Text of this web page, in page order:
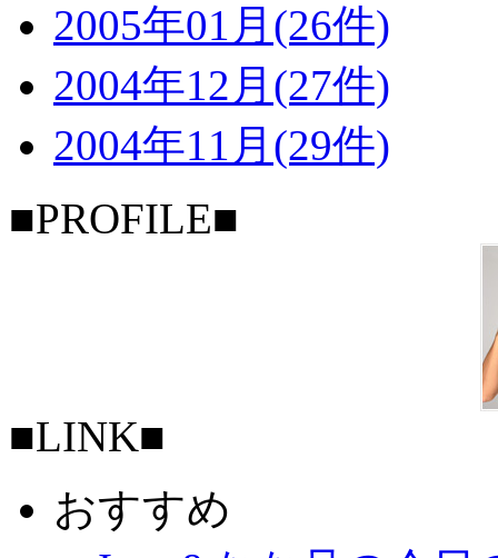
2005年01月(26件)
2004年12月(27件)
2004年11月(29件)
■PROFILE■
■LINK■
おすすめ